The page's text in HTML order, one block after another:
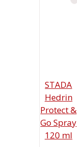
STADA
Hedrin
Protect &
Go Spray
120 ml